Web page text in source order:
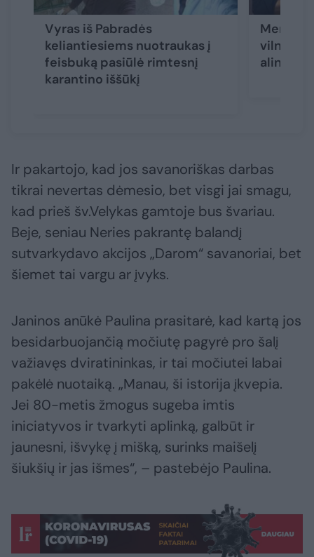
Vyras iš Pabradės
keliantiesiems nuotraukas į
feisbuką pasiūlė rimtesnį
karantino iššūkį
vilnietis
Ir pakartojo, kad jos savanoriškas darbas
tikrai nevertas dėmesio, bet visgi jai smagu,
kad prieš šv.Velykas gamtoje bus švariau.
Beje, seniau Neries pakrantę balandį
sutvarkydavo akcijos „Darom“ savanoriai, bet
šiemet tai vargu ar įvyks.
Janinos anūkė Paulina prasitarė, kad kartą jos
besidarbuojančią močiutę pagyrė pro šalį
važiavęs dviratininkas, ir tai močiutei labai
pakėlė nuotaiką. „Manau, ši istorija įkvepia.
Jei 80-metis žmogus sugeba imtis
iniciatyvos ir tvarkyti aplinką, galbūt ir
jaunesni, išvykę į mišką, surinks maišelį
šiukšių ir jas išmes“, – pastebėjo Paulina.